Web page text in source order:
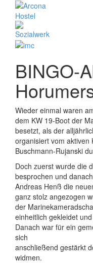
BINGO-
Wieder einmal waren
dem KW 19-Boot der
besetzt, als der
organisiert vom aktiven
Buschmann-Rujanski
Doch zuerst wurde die
besprochen und
Andreas Henß die
ganz stolz angezogen
der
einheitlich gekleidet
Danach war für ein
sich
anschließend gestärkt
widmen.